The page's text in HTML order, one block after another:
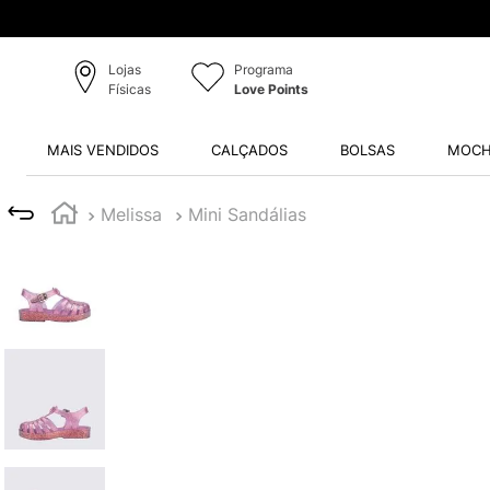
Lojas
Físicas
Programa
Love Points
MAIS VENDIDOS CALÇADOS BOLSAS
Melissa Mini Sandálias